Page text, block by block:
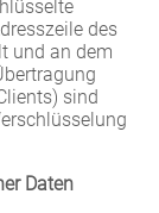
des
und an dem
sind
Daten